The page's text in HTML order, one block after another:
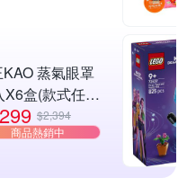
蒸氣眼罩
X6盒(款式任
$2,394
商品熱銷中